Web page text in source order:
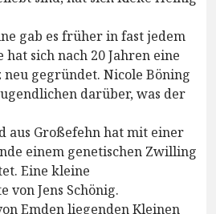
gab es früher in fast jedem
sich nach 20 Jahren eine
gegründet. Nicole Böning
darüber, was der
aus Großefehn hat mit einer
einem genetischen Zwilling
Eine kleine
von Jens Schönig.
Emden liegenden Kleinen